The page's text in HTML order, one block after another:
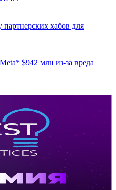
партнерских хабов для
$942 млн из-за вреда